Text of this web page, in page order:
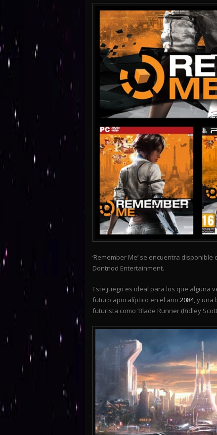
‘Remember Me’ se encuentra disponible
Dontnod Entertainment.
Este juego es ideal para los que alguna
futuro apocalíptico en el año 2084, y una
futurista como ‘Blade Runner (Ridley